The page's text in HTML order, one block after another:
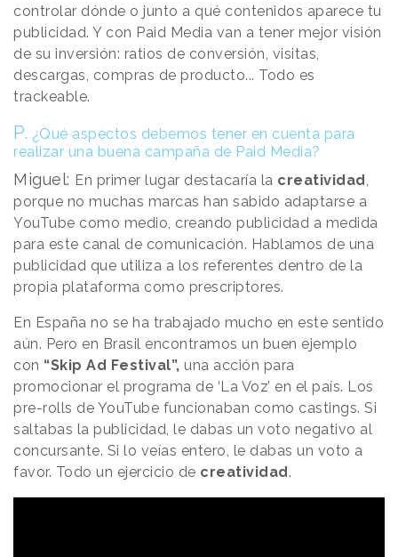
controlar dónde o junto a qué contenidos aparece tu
publicidad. Y con Paid Media van a tener mejor visión
de su inversión: ratios de conversión, visitas,
descargas, compras de producto... Todo es
trackeable.
P. ¿Qué aspectos debemos tener en cuenta para
realizar una buena campaña de Paid Media?
Miguel: En primer lugar destacaría la creatividad ,
porque no muchas marcas han sabido adaptarse a
YouTube como medio, creando publicidad a medida
para este canal de comunicación. Hablamos de una
publicidad que utiliza a los referentes dentro de la
propia plataforma como prescriptores.
En España no se ha trabajado mucho en este sentido
aún. Pero en Brasil encontramos un buen ejemplo
con “Skip Ad Festival”, una acción para
promocionar el programa de ‘La Voz’ en el país. Los
pre-rolls de YouTube funcionaban como castings. Si
saltabas la publicidad, le dabas un voto negativo al
concursante. Si lo veías entero, le dabas un voto a
favor. Todo un ejercicio de creatividad .